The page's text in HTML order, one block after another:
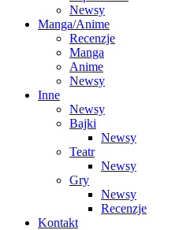
Newsy
Manga/Anime
Recenzje
Manga
Anime
Newsy
Inne
Newsy
Bajki
Newsy
Teatr
Newsy
Gry
Newsy
Recenzje
Kontakt